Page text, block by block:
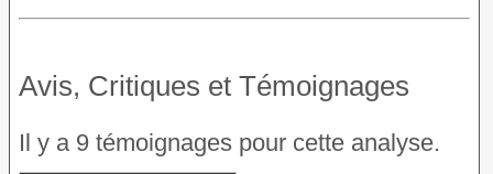
Avis, Critiques et Témoignages
Il y a 9 témoignages pour cette analyse.